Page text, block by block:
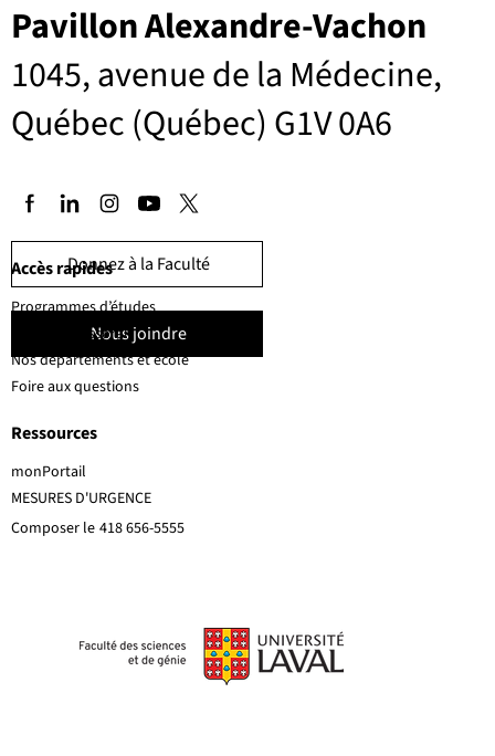
Pavillon Alexandre-Vachon
1045, avenue de la Médecine,
Québec (Québec) G1V 0A6
Donnez à la Faculté
Nous joindre
MESURES D'URGENCE
Composer le 418 656-5555
Accès rapides
Ressources
Programmes d’études
Corps professoral
Nos départements et école
Foire aux questions
monPortail